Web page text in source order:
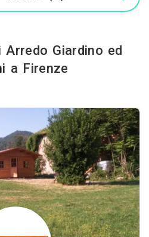
Giardino ed
a Firenze